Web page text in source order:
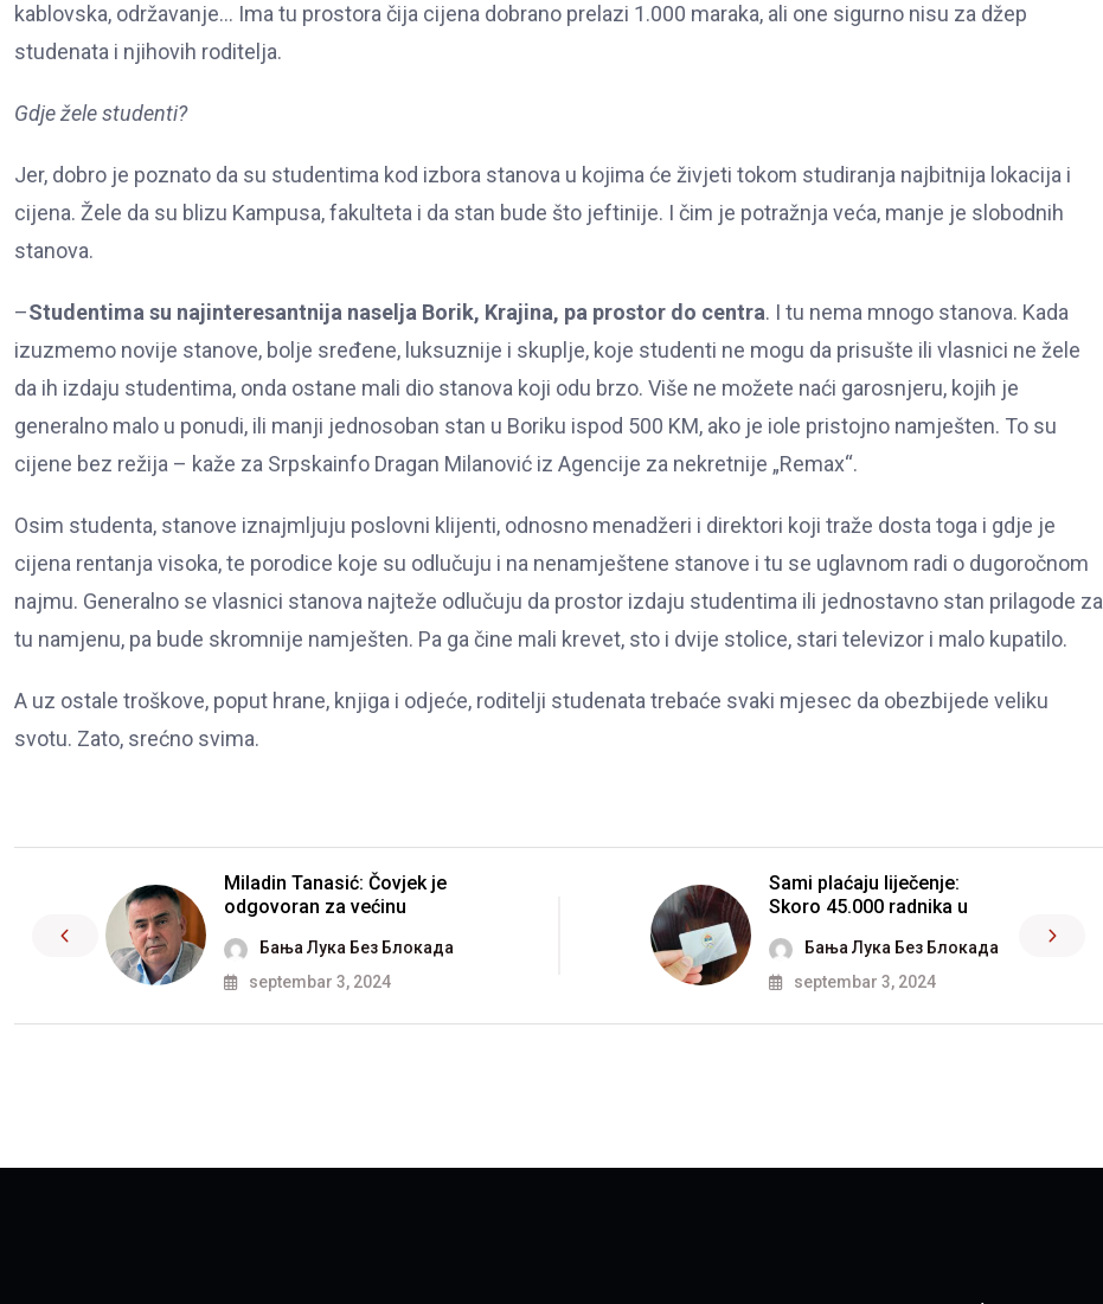
kablovska, održavanje… Ima tu prostora čija cijena dobrano prelazi 1.000 maraka, ali one sigurno nisu za džep
studenata i njihovih roditelja.
Gdje žele studenti?
Jer, dobro je poznato da su studentima kod izbora stanova u kojima će živjeti tokom studiranja najbitnija lokacija i
cijena. Žele da su blizu Kampusa, fakulteta i da stan bude što jeftinije. I čim je potražnja veća, manje je slobodnih
stanova.
–Studentima su najinteresantnija naselja Borik, Krajina, pa prostor do centra. I tu nema mnogo stanova. Kada
izuzmemo novije stanove, bolje sređene, luksuznije i skuplje, koje studenti ne mogu da prisušte ili vlasnici ne žele
da ih izdaju studentima, onda ostane mali dio stanova koji odu brzo. Više ne možete naći garosnjeru, kojih je
generalno malo u ponudi, ili manji jednosoban stan u Boriku ispod 500 KM, ako je iole pristojno namješten. To su
cijene bez režija – kaže za Srpskainfo Dragan Milanović iz Agencije za nekretnije „Remax“.
Osim studenta, stanove iznajmljuju poslovni klijenti, odnosno menadžeri i direktori koji traže dosta toga i gdje je
cijena rentanja visoka, te porodice koje su odlučuju i na nenamještene stanove i tu se uglavnom radi o dugoročnom
najmu. Generalno se vlasnici stanova najteže odlučuju da prostor izdaju studentima ili jednostavno stan prilagode za
tu namjenu, pa bude skromnije namješten. Pa ga čine mali krevet, sto i dvije stolice, stari televizor i malo kupatilo.
A uz ostale troškove, poput hrane, knjiga i odjeće, roditelji studenata trebaće svaki mjesec da obezbijede veliku
svotu. Zato, srećno svima.
Miladin Tanasić: Čovjek je
odgovoran za većinu
Бања Лука Без Блокада
septembar 3, 2024
Sami plaćaju liječenje:
Skoro 45.000 radnika u
Бања Лука Без Блокада
septembar 3, 2024